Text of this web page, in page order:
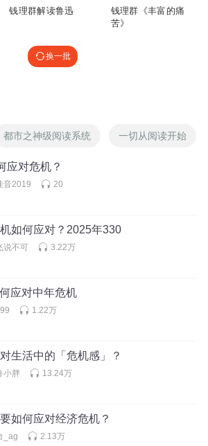
钱理群解读鲁迅
钱理群《丰富的痛
苦》
换一批
都市之神级阅读系统 一切从阅读开始
应对危机？
音2019 20
如何应对？2025年330
说不可 3.22万
应对中年危机
1.22万
生活中的「危机感」？
小胖 13.24万
如何应对经济危机？
_ag 2.13万